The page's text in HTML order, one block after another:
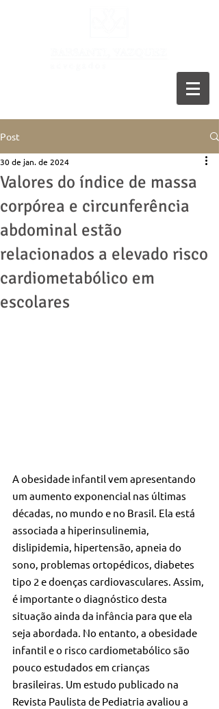
Post
Valores do índice de massa
corpórea e circunferência
abdominal estão
relacionados a elevado risco
cardiometabólico em
escolares
30 de jan. de 2024
A obesidade infantil vem apresentando
um aumento exponencial nas últimas
décadas, no mundo e no Brasil. Ela está
associada a hiperinsulinemia,
dislipidemia, hipertensão, apneia do
sono, problemas ortopédicos, diabetes
tipo 2 e doenças cardiovasculares. Assim,
é importante o diagnóstico desta
situação ainda da infância para que ela
seja abordada. No entanto, a obesidade
infantil e o risco cardiometabólico são
pouco estudados em crianças
brasileiras. Um estudo publicado na
Revista Paulista de Pediatria avaliou a